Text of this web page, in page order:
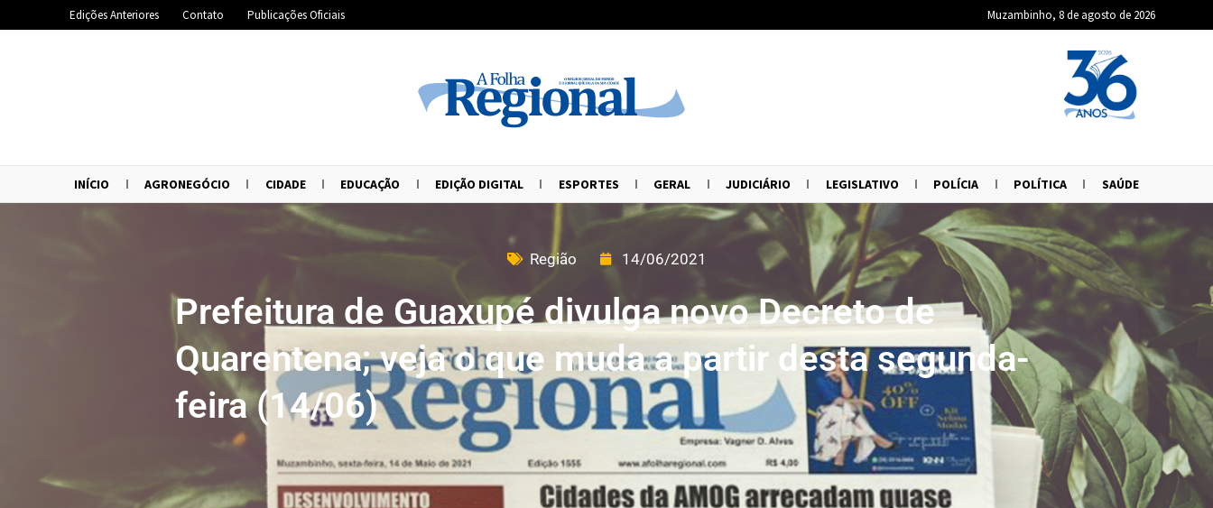
Edições Anteriores Contato Publicações Oficiais Muzambinho, 8 de agosto de 2026
INÍCIO AGRONEGÓCIO CIDADE EDUCAÇÃO EDIÇÃO DIGITAL ESPORTES GERAL JUDICIÁRIO LEGISLATIVO POLÍCIA POLÍTICA SAÚDE
Região 14/06/2021
Prefeitura de Guaxupé divulga novo Decreto de
Quarentena; veja o que muda a partir desta segunda-
feira (14/06)